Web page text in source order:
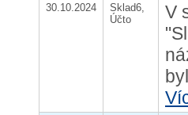
30.10.2024
Sklad6,
Účto
V